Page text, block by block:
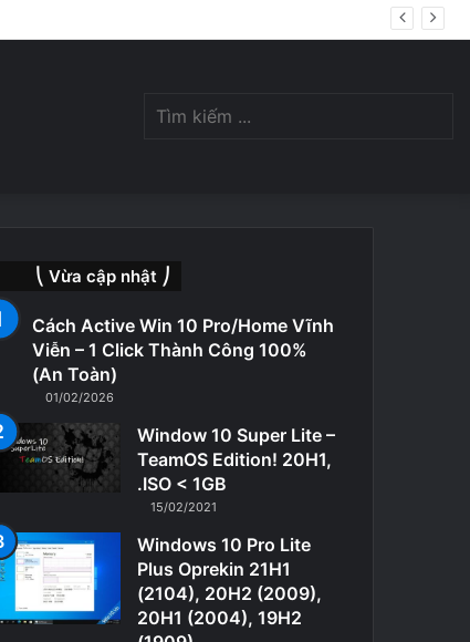
lượt download
Switch
skin
⎝ Vừa cập nhật ⎠
Cách Active Win 10 Pro/Home Vĩnh
Viễn – 1 Click Thành Công 100%
(An Toàn)
01/02/2026
Window 10 Super Lite –
TeamOS Edition! 20H1,
.ISO < 1GB
15/02/2021
Windows 10 Pro Lite
Plus Oprekin 21H1
(2104), 20H2 (2009),
20H1 (2004), 19H2